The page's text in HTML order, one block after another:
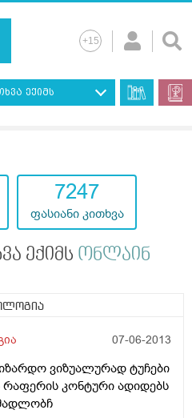
ექიმს
7247
ფასიანი კითხვა
ექიმს ონლაინ
07-06-2013
ვიზუალურად ტუჩები
რაფერის კონტური ადიდებს